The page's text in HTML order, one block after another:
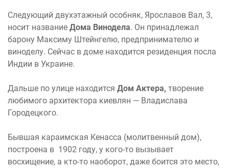
Следующий двухэтажный особняк, Ярославов Вал, 3,
носит название Дома Винодела. Он принадлежал
барону Максиму Штейнгелю, предпринимателю и
виноделу. Сейчас в доме находится резиденция посла
Индии в Украине.
Дальше по улице находится Дом Актера, творение
любимого архитектора киевлян — Владислава
Городецкого.
Бывшая караимская Кенасса (молитвенный дом),
построена в 1902 году, у кого-то вызывает
восхищение, а кто-то наоборот, даже боится это место,